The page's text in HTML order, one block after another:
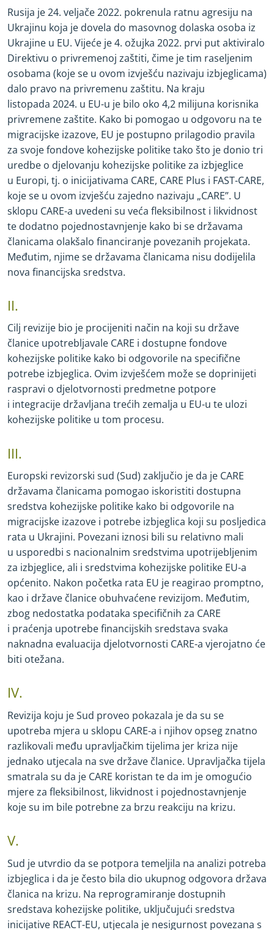
Rusija je 24. veljače 2022. pokrenula ratnu agresiju na
Ukrajinu koja je dovela do masovnog dolaska osoba iz
Ukrajine u EU. Vijeće je 4. ožujka 2022. prvi put aktiviralo
Direktivu o privremenoj zaštiti, čime je tim raseljenim
osobama (koje se u ovom izvješću nazivaju izbjeglicama)
dalo pravo na privremenu zaštitu. Na kraju
listopada 2024. u EU-u je bilo oko 4,2 milijuna korisnika
privremene zaštite. Kako bi pomogao u odgovoru na te
migracijske izazove, EU je postupno prilagodio pravila
za svoje fondove kohezijske politike tako što je donio tri
uredbe o djelovanju kohezijske politike za izbjeglice
u Europi, tj. o inicijativama CARE, CARE Plus i FAST-CARE,
koje se u ovom izvješću zajedno nazivaju „CARE”. U
sklopu CARE-a uvedeni su veća fleksibilnost i likvidnost
te dodatno pojednostavnjenje kako bi se državama
članicama olakšalo financiranje povezanih projekata.
Međutim, njime se državama članicama nisu dodijelila
nova financijska sredstva.
II.
Cilj revizije bio je procijeniti način na koji su države
članice upotrebljavale CARE i dostupne fondove
kohezijske politike kako bi odgovorile na specifične
potrebe izbjeglica. Ovim izvješćem može se doprinijeti
raspravi o djelotvornosti predmetne potpore
i integracije državljana trećih zemalja u EU-u te ulozi
kohezijske politike u tom procesu.
III.
Europski revizorski sud (Sud) zaključio je da je CARE
državama članicama pomogao iskoristiti dostupna
sredstva kohezijske politike kako bi odgovorile na
migracijske izazove i potrebe izbjeglica koji su posljedica
rata u Ukrajini. Povezani iznosi bili su relativno mali
u usporedbi s nacionalnim sredstvima upotrijebljenim
za izbjeglice, ali i sredstvima kohezijske politike EU-a
općenito. Nakon početka rata EU je reagirao promptno,
kao i države članice obuhvaćene revizijom. Međutim,
zbog nedostatka podataka specifičnih za CARE
i praćenja upotrebe financijskih sredstava svaka
naknadna evaluacija djelotvornosti CARE-a vjerojatno će
biti otežana.
IV.
Revizija koju je Sud proveo pokazala je da su se
upotreba mjera u sklopu CARE-a i njihov opseg znatno
razlikovali među upravljačkim tijelima jer kriza nije
jednako utjecala na sve države članice. Upravljačka tijela
smatrala su da je CARE koristan te da im je omogućio
mjere za fleksibilnost, likvidnost i pojednostavnjenje
koje su im bile potrebne za brzu reakciju na krizu.
V.
Sud je utvrdio da se potpora temeljila na analizi potreba
izbjeglica i da je često bila dio ukupnog odgovora država
članica na krizu. Na reprogramiranje dostupnih
sredstava kohezijske politike, uključujući sredstva
inicijative REACT-EU, utjecala je nesigurnost povezana s